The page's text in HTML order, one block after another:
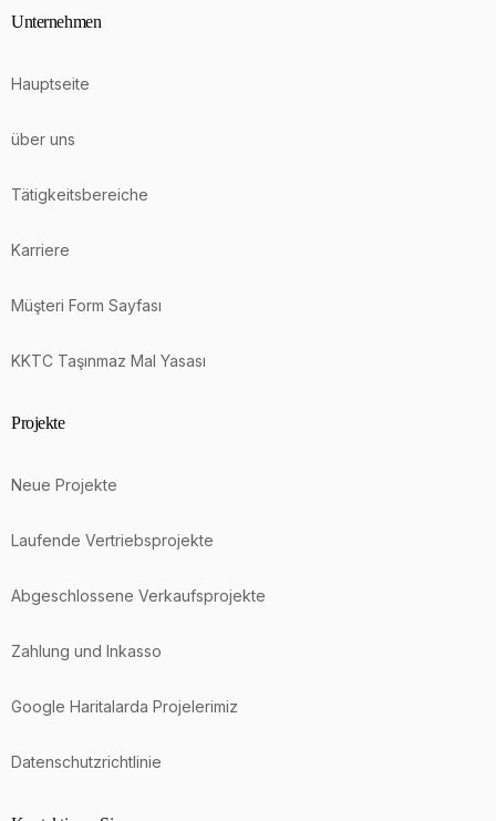
Unternehmen
Hauptseite
über uns
Tätigkeitsbereiche
Karriere
Müşteri Form Sayfası
KKTC Taşınmaz Mal Yasası
Projekte
Neue Projekte
Laufende Vertriebsprojekte
Abgeschlossene Verkaufsprojekte
Zahlung und Inkasso
Google Haritalarda Projelerimiz
Datenschutzrichtlinie